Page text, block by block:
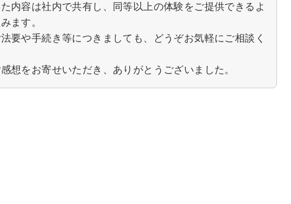
内容は社内で共有し、同等以上の体験をご提供できるよ
ます。
要や手続き等につきましても、どうぞお気軽にご相談く
想をお寄せいただき、ありがとうございました。